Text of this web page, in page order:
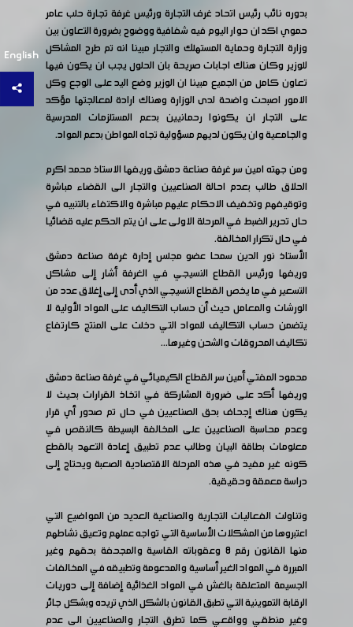
English
بدوره نائب رئيس اتحاد غرف التجارة ورئيس غرفة تجارة حلب عامر
حموي اكد ان حوار اليوم فيه شفافية ووضوح بضرورة التعاون بين
وزارة التجارة وحماية المستهلك والتجار مبينا انه تم طرح المشاكل
للوزير وكان هناك اجابات صريحة بان الحلول يجب ان يكون فيها
تعاون كامل من الجميع مبينا ان الوزير وضع اليد على الوجع وكل
الامور اصبحت واضحة لدى الوزارة وهناك ارادة لمعالجتها مؤكد
على التجار ان يكونوا رحمانيين بدعم المستلزمات المدرسية
والجامعية وان يكون لديهم مسؤولية تجاه المواطن بدعم المواد.
ومن جهته امين سر غرفة صناعة دمشق وريفها الاستاذ محمد اكرم
الحلاق طالب بعدم احالة الصناعيين والتجار الى القضاء مباشرة
وتوقيفهم وتخفيف الاحكام عليهم مباشرة والاكتفاء بالتنبيه في
حال تحرير الضبط في المرحلة الاولى على ان يتم الحكم عليه قضائيا
في حال تكرار المخالفة.
الأستاذ نور الدين سمحا عضو مجلس إدارة غرفة صناعة دمشق
وريفها ورئيس القطاع النسيجي في الغرفة أشار إلى مشاكل
التسعير في ما يخص القطاع النسيجي الذي أدى إلى إغلاق عدد من
الورشات والمعامل حيث أن حساب التكاليف على المواد الأولية لا
يتضمن حساب التكاليف للمواد التي دخلت على المنتج كارتفاع
تكاليف المحروقات والشحن وغيرها...
محمود المفتي أمين سر القطاع الكيميائي في غرفة صناعة دمشق
وريفها أكد على ضرورة المشاركة في اتخاذ القرارات بحيث لا
يكون هناك إجحاف بحق الصناعيين في حال تم صدور أي قرار
وعدم محاسبة الصناعيين على المخالفة البسيطة كالنقص في
معلومات بطاقة البيان وطالب عدم تطبيق إعادة التعهد بالقطع
كونه غير مفيد في هذه المرحلة الاقتصادية الصعبة ويحتاج إلى
دراسة معمقة وحقيقية.
وتناولت الفعاليات التجارية والصناعية العديد من المواضيع التي
اعتبروها من المشكلات الأساسية التي تواجه عملهم وتعيق نشاطهم
منها القانون رقم 8 وعقوباته القاسية والمجحفة بحقهم وغير
المبررة في المواد الغير أساسية والمدعومة وتطبيقه في المخالفات
الجسيمة المتعلقة بالغش في المواد الغذائية إضافة إلى دوريات
الرقابة التموينية التي تطبق القانون بالشكل الذي تريده وبشكل جائر
وغير منطقي وواقعي كما تطرق التجار والصناعيين الى عدم